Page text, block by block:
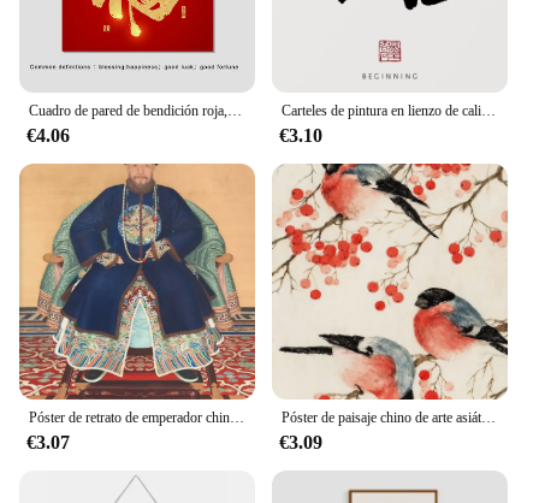
Cuadro de pared de bendición roja, carteles e impresiones, pintura en lienzo, decoración del hogar, sala de estar, buena suerte, palabra buena China, Año Nuevo
€4.06
Carteles de pintura en lienzo de caligrafía china tradicional, impresiones de arte de pared, imagen inspiradora Zen Tao para sala de estar, decoración del hogar
€3.10
Póster de retrato de emperador chino, retrato de personaje de disfraz chino, impresión en lienzo, arte de pared, imagen para habitación, decoración del hogar y la Oficina
€3.07
Póster de paisaje chino de arte asiático, pintura en lienzo, póster e impresión, arte de pared, imagen para sala de estar, decoración del hogar
€3.09